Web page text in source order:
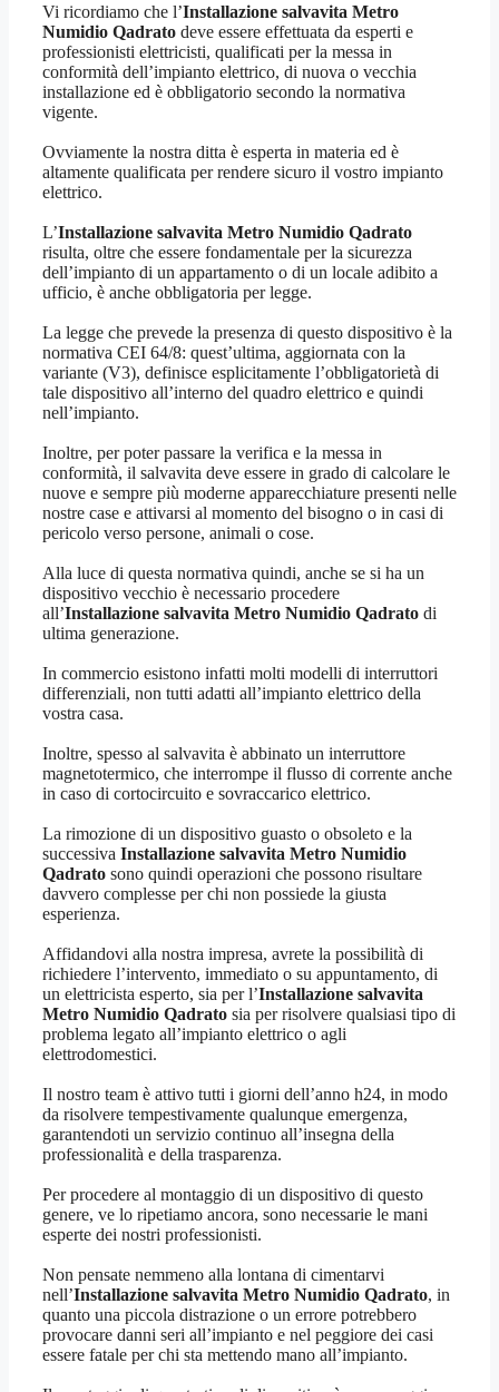
Vi ricordiamo che l’Installazione salvavita Metro
Numidio Qadrato deve essere effettuata da esperti e
professionisti elettricisti, qualificati per la messa in
conformità dell’impianto elettrico, di nuova o vecchia
installazione ed è obbligatorio secondo la normativa
vigente.
Ovviamente la nostra ditta è esperta in materia ed è
altamente qualificata per rendere sicuro il vostro impianto
elettrico.
L’Installazione salvavita Metro Numidio Qadrato
risulta, oltre che essere fondamentale per la sicurezza
dell’impianto di un appartamento o di un locale adibito a
ufficio, è anche obbligatoria per legge.
La legge che prevede la presenza di questo dispositivo è la
normativa CEI 64/8: quest’ultima, aggiornata con la
variante (V3), definisce esplicitamente l’obbligatorietà di
tale dispositivo all’interno del quadro elettrico e quindi
nell’impianto.
Inoltre, per poter passare la verifica e la messa in
conformità, il salvavita deve essere in grado di calcolare le
nuove e sempre più moderne apparecchiature presenti nelle
nostre case e attivarsi al momento del bisogno o in casi di
pericolo verso persone, animali o cose.
Alla luce di questa normativa quindi, anche se si ha un
dispositivo vecchio è necessario procedere
all’Installazione salvavita Metro Numidio Qadrato di
ultima generazione.
In commercio esistono infatti molti modelli di interruttori
differenziali, non tutti adatti all’impianto elettrico della
vostra casa.
Inoltre, spesso al salvavita è abbinato un interruttore
magnetotermico, che interrompe il flusso di corrente anche
in caso di cortocircuito e sovraccarico elettrico.
La rimozione di un dispositivo guasto o obsoleto e la
successiva Installazione salvavita Metro Numidio
Qadrato sono quindi operazioni che possono risultare
davvero complesse per chi non possiede la giusta
esperienza.
Affidandovi alla nostra impresa, avrete la possibilità di
richiedere l’intervento, immediato o su appuntamento, di
un elettricista esperto, sia per l’Installazione salvavita
Metro Numidio Qadrato sia per risolvere qualsiasi tipo di
problema legato all’impianto elettrico o agli
elettrodomestici.
Il nostro team è attivo tutti i giorni dell’anno h24, in modo
da risolvere tempestivamente qualunque emergenza,
garantendoti un servizio continuo all’insegna della
professionalità e della trasparenza.
Per procedere al montaggio di un dispositivo di questo
genere, ve lo ripetiamo ancora, sono necessarie le mani
esperte dei nostri professionisti.
Non pensate nemmeno alla lontana di cimentarvi
nell’Installazione salvavita Metro Numidio Qadrato, in
quanto una piccola distrazione o un errore potrebbero
provocare danni seri all’impianto e nel peggiore dei casi
essere fatale per chi sta mettendo mano all’impianto.